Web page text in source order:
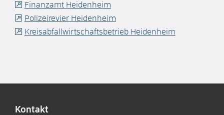
Finanzamt Heidenheim
Polizeirevier Heidenheim
Kreisabfallwirtschaftsbetrieb Heidenheim
Kontakt